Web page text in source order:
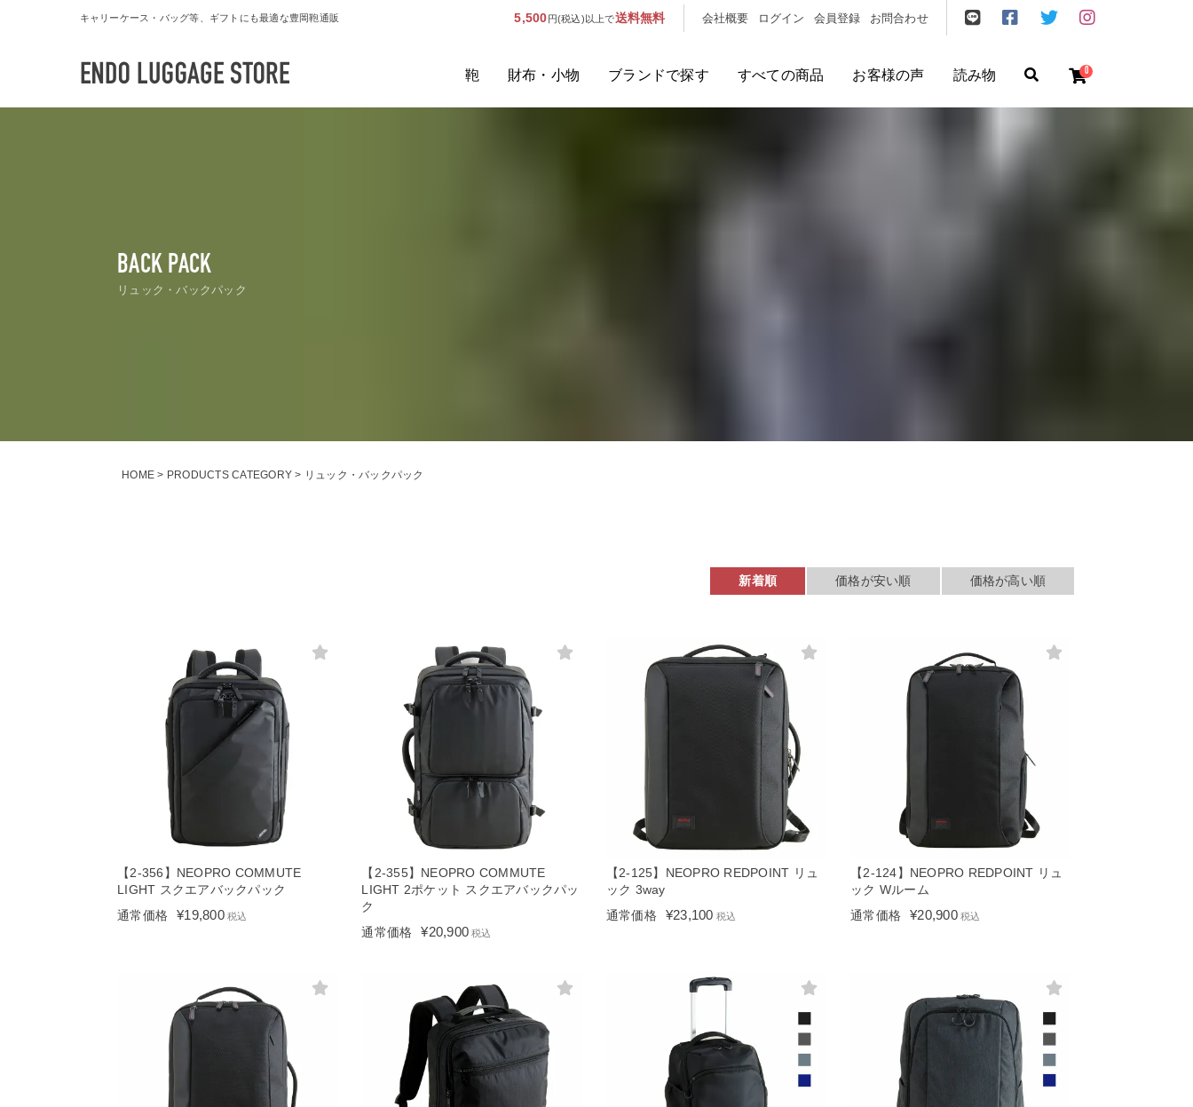
キャリーケース・バッグ等、ギフトにも最適な豊岡鞄通販 5,500円(税込)以上で送料無料 会社概要 ログイン 会員登録 お問合わせ
鞄 財布・小物 ブランドで探す すべての商品 お客様の声 読み物 0
BACK PACK
リュック・バックパック
HOME PRODUCTS CATEGORY リュック・バックパック
価格が安い順 価格が高い順
新着順
【2-356】NEOPRO COMMUTE
LIGHT スクエアバックパック
通常価格
¥19,800 税込
【2-355】NEOPRO COMMUTE
LIGHT 2ポケット スクエアバックパッ
ク
通常価格
¥20,900 税込
【2-125】NEOPRO REDPOINT リュ
ック 3way
通常価格
¥23,100 税込
【2-124】NEOPRO REDPOINT リュ
ック Wルーム
通常価格
¥20,900 税込